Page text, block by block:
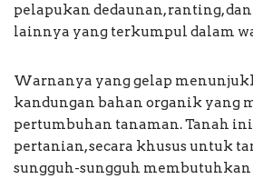
pelapukan dedaunan, ranting,
lainnya yang terkumpul dalam
Warnanya yang gelap
kandungan bahan organik yang
pertumbuhan tanaman. Tanah
pertanian, secara khusus untuk
sungguh-sungguh